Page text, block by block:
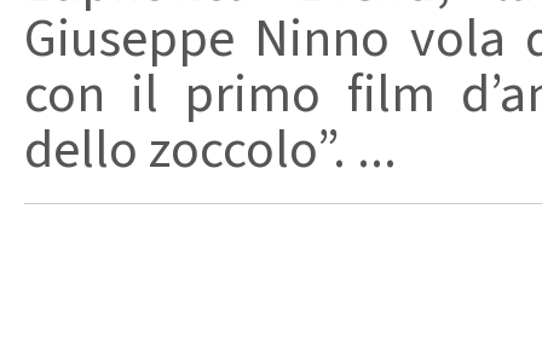
Giuseppe Ninno vola
con il primo film
dello zoccolo”. ...